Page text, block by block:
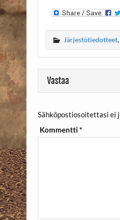
Järjestötiedotteet
Vastaa
Sähköpostiosoitettasi ei
Kommentti*